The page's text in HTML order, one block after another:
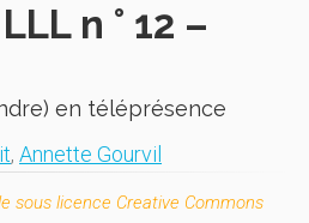
n ° 12 –
en téléprésence
, Annette Gourvil
sous licence Creative Commons